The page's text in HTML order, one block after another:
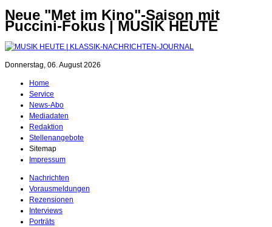
Neue "Met im Kino"-Saison mit
Puccini-Fokus | MUSIK HEUTE
Donnerstag, 06. August 2026
Home
Service
News-Abo
Mediadaten
Redaktion
Stellenangebote
Sitemap
Impressum
Nachrichten
Vorausmeldungen
Rezensionen
Interviews
Porträts